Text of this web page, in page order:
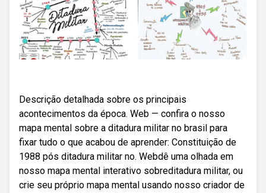
Descrição detalhada sobre os principais
acontecimentos da época. Web — confira o nosso
mapa mental sobre a ditadura militar no brasil para
fixar tudo o que acabou de aprender: Constituição de
1988 pós ditadura militar no. Webdê uma olhada em
nosso mapa mental interativo sobreditadura militar, ou
crie seu próprio mapa mental usando nosso criador de